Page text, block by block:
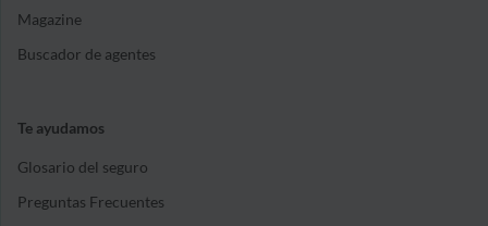
Magazine
Buscador de agentes
Te ayudamos
Glosario del seguro
Preguntas Frecuentes